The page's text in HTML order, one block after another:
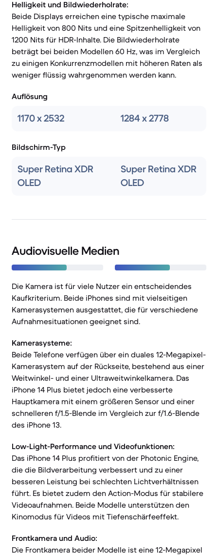
Helligkeit und Bildwiederholrate:
Beide Displays erreichen eine typische maximale
Helligkeit von 800 Nits und eine Spitzenhelligkeit von
1200 Nits für HDR-Inhalte. Die Bildwiederholrate
beträgt bei beiden Modellen 60 Hz, was im Vergleich
zu einigen Konkurrenzmodellen mit höheren Raten als
weniger flüssig wahrgenommen werden kann.
Auflösung
1170 x 2532 1284 x 2778
Bildschirm-Typ
Super Retina XDR
OLED
Super Retina XDR
OLED
Audiovisuelle Medien
Die Kamera ist für viele Nutzer ein entscheidendes
Kaufkriterium. Beide iPhones sind mit vielseitigen
Kamerasystemen ausgestattet, die für verschiedene
Aufnahmesituationen geeignet sind.
Kamerasysteme:
Beide Telefone verfügen über ein duales 12-Megapixel-
Kamerasystem auf der Rückseite, bestehend aus einer
Weitwinkel- und einer Ultraweitwinkelkamera. Das
iPhone 14 Plus bietet jedoch eine verbesserte
Hauptkamera mit einem größeren Sensor und einer
schnelleren f/1.5-Blende im Vergleich zur f/1.6-Blende
des iPhone 13.
Low-Light-Performance und Videofunktionen:
Das iPhone 14 Plus profitiert von der Photonic Engine,
die die Bildverarbeitung verbessert und zu einer
besseren Leistung bei schlechten Lichtverhältnissen
führt. Es bietet zudem den Action-Modus für stabilere
Videoaufnahmen. Beide Modelle unterstützen den
Kinomodus für Videos mit Tiefenschärfeeffekt.
Frontkamera und Audio:
Die Frontkamera beider Modelle ist eine 12-Megapixel